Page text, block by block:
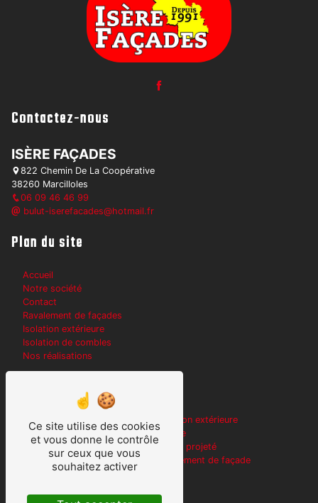
Contactez-nous
ISÈRE FAÇADES
822 Chemin De La Coopérative
38260 Marcilloles
06 09 46 46 99
bulut-iserefacades@hotmail.fr
Plan du site
Accueil
Notre société
Contact
Ravalement de façades
Isolation extérieure
Isolation de combles
Nos réalisations
Nos prestations
Traitement des joints
Rejointement des façades
Façade à la chaux
Peinture
Enduits de rebouchage
Isolation extérieure
Peintre
Enduit projeté
Ravalement de façade
Ce site utilise des cookies
et vous donne le contrôle
sur ceux que vous
souhaitez activer